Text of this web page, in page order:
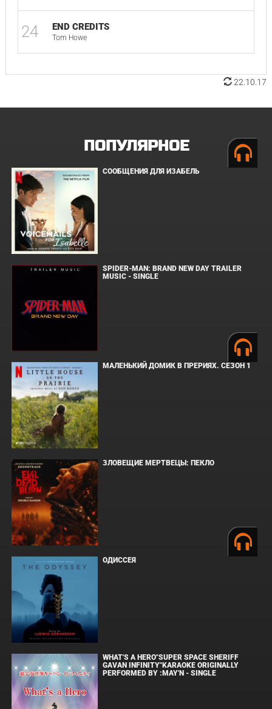
24 END CREDITS
Tom Howe
22.10.17
ПОПУЛЯРНОЕ
СООБЩЕНИЯ ДЛЯ ИЗАБЕЛЬ
SPIDER-MAN: BRAND NEW DAY TRAILER
MUSIC - SINGLE
МАЛЕНЬКИЙ ДОМИК В ПРЕРИЯХ. СЕЗОН 1
ЗЛОВЕЩИЕ МЕРТВЕЦЫ: ПЕКЛО
ОДИССЕЯ
WHAT'S A HERO"SUPER SPACE SHERIFF
GAVAN INFINITY"KARAOKE ORIGINALLY
PERFORMED BY :MAY'N - SINGLE